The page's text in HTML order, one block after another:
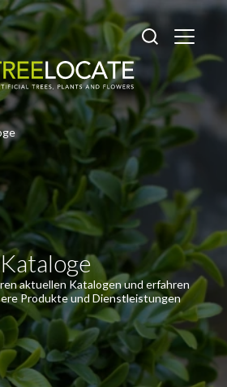
Kataloge
aktuellen Katalogen und erfahren
Produkte und Dienstleistungen